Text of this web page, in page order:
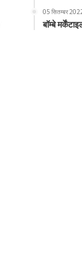
05 सितम्बर
बॉम्बे